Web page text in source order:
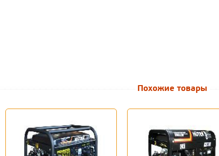
Похожие товары